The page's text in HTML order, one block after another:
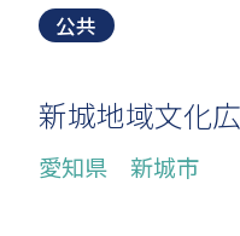
公共
新城地域文化広場
愛知県 新城市